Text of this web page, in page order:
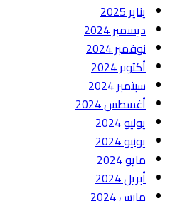
يناير 2025
ديسمبر 2024
نوفمبر 2024
أكتوبر 2024
سبتمبر 2024
أغسطس 2024
يوليو 2024
يونيو 2024
مايو 2024
أبريل 2024
مارس 2024